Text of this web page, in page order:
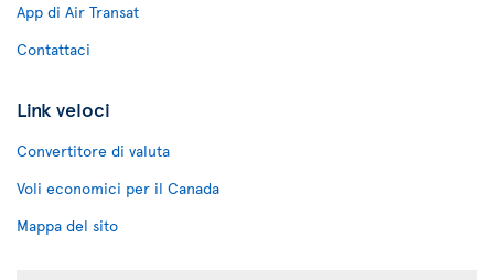
App di Air Transat
Contattaci
Link veloci
Convertitore di valuta
Voli economici per il Canada
Mappa del sito